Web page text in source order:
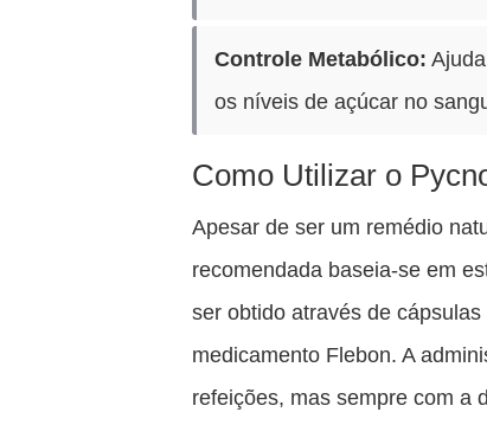
Controle Metabólico:
os níveis de açúcar no
Como Utilizar o
Apesar de ser um remédio
recomendada baseia-se em
ser obtido através de
medicamento Flebon. A
refeições, mas sempre com a